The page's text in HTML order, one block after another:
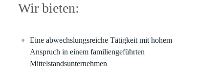
Wir bieten:
Eine abwechslungsreiche Tätigkeit mit hohem
Anspruch in einem familiengeführten
Mittelstandsunternehmen